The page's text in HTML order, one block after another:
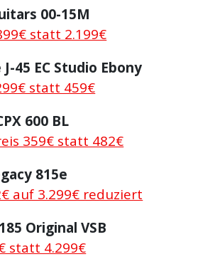
00-15M
statt 2.199€
45 EC Studio Ebony
statt 459€
600 BL
359€ statt 482€
815e
auf 3.299€ reduziert
Original VSB
statt 4.299€